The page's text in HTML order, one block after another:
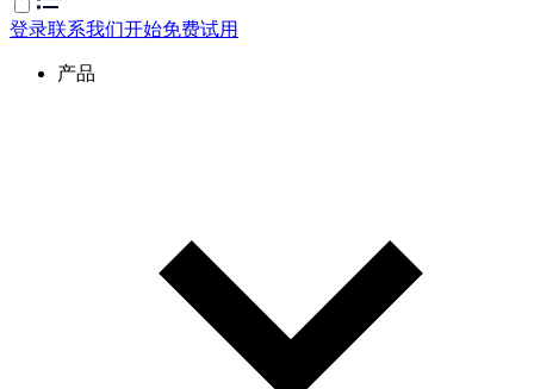
登录联系我们开始免费试用
产品